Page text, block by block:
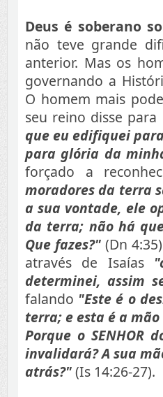
Deus é soberano
não teve grande
anterior. Mas os
governando a
O homem mais
seu reino disse para
que eu edifiquei
para glória da
forçado a
moradores da terra
a sua vontade, ele
da terra; não há
Que fazes?" (Dn
através de Isaías
determinei, assim
falando "Este é o
terra; e esta é a
Porque o SENHOR
invalidará? A sua
atrás?"(Is 14:26-27).